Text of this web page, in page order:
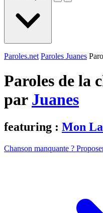
Paroles.net Paroles Juanes
Paroles de la
par Juanes
featuring : Mon
Chanson manquante ?